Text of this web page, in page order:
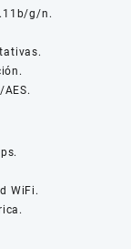
g/n.
WiFi.